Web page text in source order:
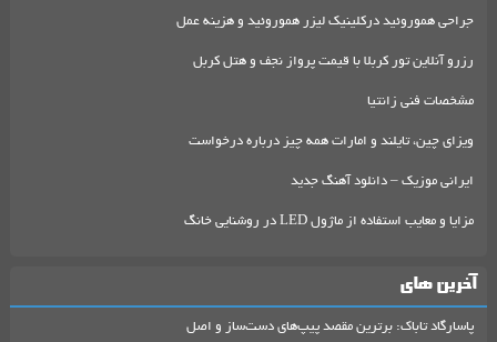
جراحی هموروئید درکلینیک لیزر هموروئید و هزینه عمل
رزرو آنلاین تور کربلا با قیمت پرواز نجف و هتل کربل
مشخصات فنی زانتیا
ویزای چین، تایلند و امارات همه چیز درباره درخواست
ایرانی موزیک – دانلود آهنگ جدید
مزایا و معایب استفاده از ماژول LED در روشنایی خانگ
آخرین های
پاسارگاد تاباک: برترین مقصد پیپ‌های دست‌ساز و اصل